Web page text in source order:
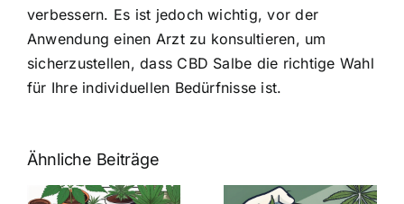
verbessern. Es ist jedoch wichtig, vor der
Anwendung einen Arzt zu konsultieren, um
sicherzustellen, dass CBD Salbe die richtige Wahl
für Ihre individuellen Bedürfnisse ist.
Ähnliche Beiträge
Neue THC-
Grenzwert-
Cannabis